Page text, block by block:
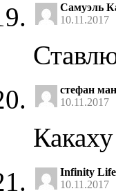
Самуэль
10.11.2017
стефан
10.11.2017
Infinity
10.11.2017